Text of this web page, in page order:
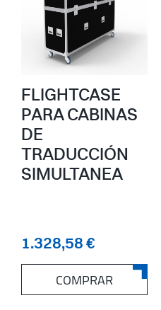
FLIGHTCASE
PARA CABINAS
DE
TRADUCCIÓN
SIMULTANEA
1.328,58 €
COMPRAR